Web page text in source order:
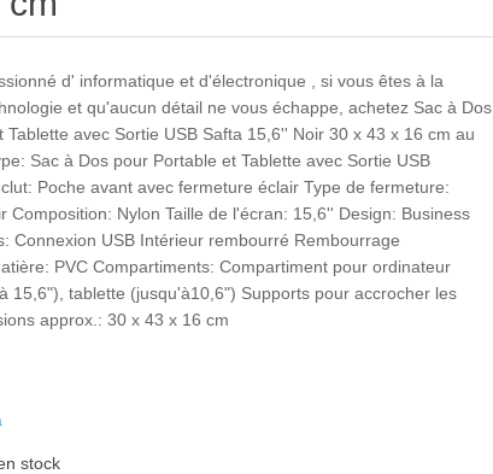
d' informatique et d'électronique , si vous êtes à la
et qu'aucun détail ne vous échappe, achetez Sac à Dos
Tablette avec Sortie USB Safta 15,6'' Noir 30 x 43 x 16 cm au
Sac à Dos pour Portable et Tablette avec Sortie USB
Poche avant avec fermeture éclair Type de fermeture:
Composition: Nylon Taille de l'écran: 15,6'' Design: Business
Connexion USB Intérieur rembourré Rembourrage
PVC Compartiments: Compartiment pour ordinateur
15,6"), tablette (jusqu'à10,6") Supports pour accrocher les
approx.: 30 x 43 x 16 cm
stock